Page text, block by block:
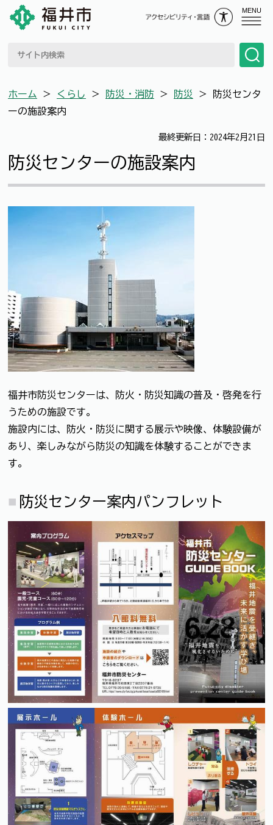
MENU
ホーム ＞ くらし ＞ 防災・消防 ＞ 防災 ＞
防災センタ
ーの施設案内
最終更新日：2024年2月21日
防災センターの施設案内
福井市防災センターは、防火・防災知識の普及・啓発を行
うための施設です。
施設内には、防火・防災に関する展示や映像、体験設備が
あり、楽しみながら防災の知識を体験することができま
す。
防災センター案内パンフレット